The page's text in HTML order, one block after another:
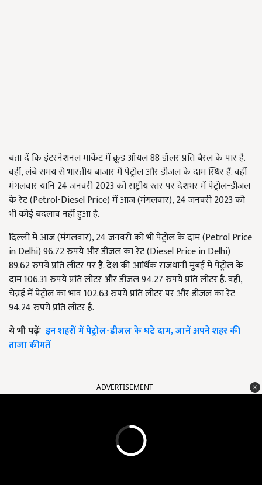
बता दें कि इंटरनेशनल मार्केट में क्रूड ऑयल 88 डॉलर प्रति बैरल के पार है.
वहीं, लंबे समय से भारतीय बाजार में पेट्रोल और डीजल के दाम स्थिर हैं. वहीं
मंगलवार यानि 24 जनवरी 2023 को राष्ट्रीय स्तर पर देशभर में पेट्रोल-डीजल
के रेट (Petrol-Diesel Price) में आज (मंगलवार), 24 जनवरी 2023 को
भी कोई बदलाव नहीं हुआ है.
दिल्ली में आज (मंगलवार), 24 जनवरी को भी पेट्रोल के दाम (Petrol Price
in Delhi) 96.72 रुपये और डीजल का रेट (Diesel Price in Delhi)
89.62 रुपये प्रति लीटर पर है. देश की आर्थिक राजधानी मुंबई में पेट्रोल के
दाम 106.31 रुपये प्रति लीटर और डीजल 94.27 रुपये प्रति लीटर है. वहीं,
चेन्नई में पेट्रोल का भाव 102.63 रुपये प्रति लीटर पर और डीजल का रेट
94.24 रुपये प्रति लीटर है.
ये भी पढ़ेंः इन शहरों में पेट्रोल-डीजल के घटे दाम, जानें अपने शहर की
ताजा कीमतें
ADVERTISEMENT